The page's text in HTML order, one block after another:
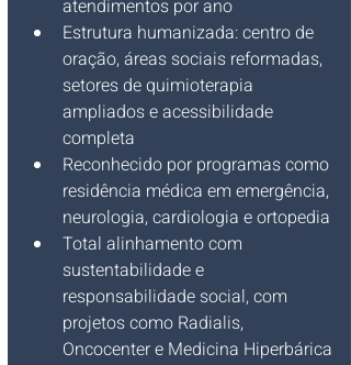
atendimentos por ano
Estrutura humanizada: centro de
oração, áreas sociais reformadas,
setores de quimioterapia
ampliados e acessibilidade
completa
Reconhecido por programas como
residência médica em emergência,
neurologia, cardiologia e ortopedia
Total alinhamento com
sustentabilidade e
responsabilidade social, com
projetos como Radialis,
Oncocenter e Medicina Hiperbárica